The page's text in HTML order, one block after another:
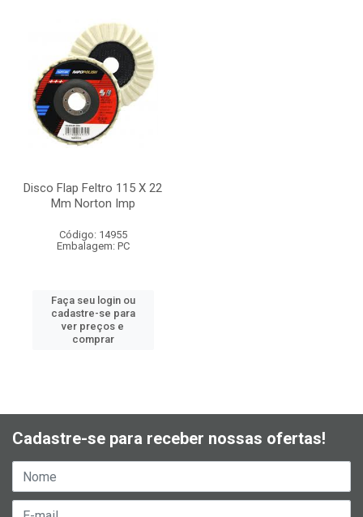
Disco Flap Feltro 115 X 22
Mm Norton Imp
Código: 14955
Embalagem: PC
Faça seu login ou
cadastre-se para
ver preços e
comprar
Cadastre-se para receber nossas ofertas!